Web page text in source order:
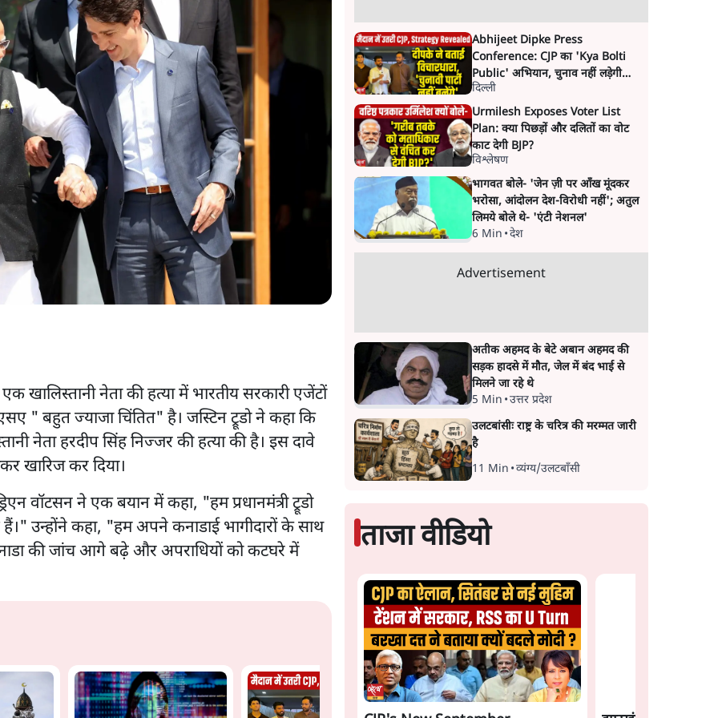
खालिस्तानी नेता की हत्या में भारतीय सरकारी एजेंटों
" बहुत ज्याजा चिंतित" है। जस्टिन ट्रूडो ने कहा कि
नेता हरदीप सिंह निज्जर की हत्या की है। इस दावे
खारिज कर दिया।
वॉटसन ने एक बयान में कहा, "हम प्रधानमंत्री ट्रूडो
हैं।" उन्होंने कहा, "हम अपने कनाडाई भागीदारों के साथ
की जांच आगे बढ़े और अपराधियों को कटघरे में
Abhijeet Dipke Press
Conference: CJP का 'Kya Bolti
Public' अभियान, चुनाव नहीं लड़ेगी
CJP!
दिल्ली
Urmilesh Exposes Voter List
Plan: क्या पिछड़ों और दलितों का वोट
काट देगी BJP?
विश्लेषण
भागवत बोले- 'जेन ज़ी पर आँख मूंदकर
भरोसा, आंदोलन देश-विरोधी नहीं'; अतुल
लिमये बोले थे- 'एंटी नेशनल'
6 Min •देश
Advertisement
अतीक अहमद के बेटे अबान अहमद की
सड़क हादसे में मौत, जेल में बंद भाई से
मिलने जा रहे थे
5 Min •उत्तर प्रदेश
उलटबांसीः राष्ट्र के चरित्र की मरम्मत जारी
है
11 Min •व्यंग्य/उलटबाँसी
ताजा वीडियो